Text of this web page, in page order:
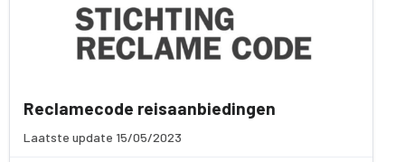
Reclamecode reisaanbiedingen
Laatste update 15/05/2023